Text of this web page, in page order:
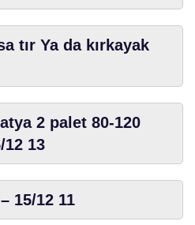
tır Ya da kırkayak
2 palet 80-120
13
15/12 11